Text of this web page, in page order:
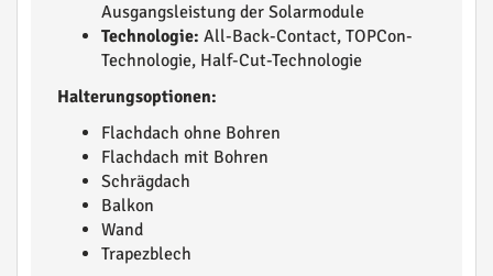
Ausgangsleistung der Solarmodule
Technologie: All-Back-Contact, TOPCon-
Technologie, Half-Cut-Technologie
Halterungsoptionen:
Flachdach ohne Bohren
Flachdach mit Bohren
Schrägdach
Balkon
Wand
Trapezblech